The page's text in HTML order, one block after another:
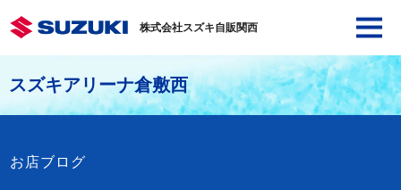
株式会社スズキ自販関西
スズキアリーナ倉敷西
お店ブログ